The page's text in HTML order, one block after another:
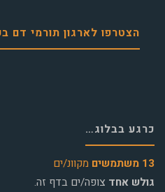
הצטרפו לארגון תורמי דם
כרגע בבלוג…
13 משתמשים
מקוונ/ים
גולש אחד צופה/ים בדף זה.